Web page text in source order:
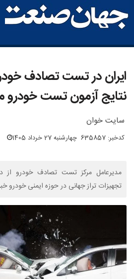
ایران در تست تصادف
نتایج آزمون تست خودرو
سایت خوان
کدخبر: 635857 چهارشنبه 27 خرداد 1405
مدیرعامل مرکز تست تصادف خودرو از
تجهیزات تراز جهانی در حوزه ایمنی خودرو